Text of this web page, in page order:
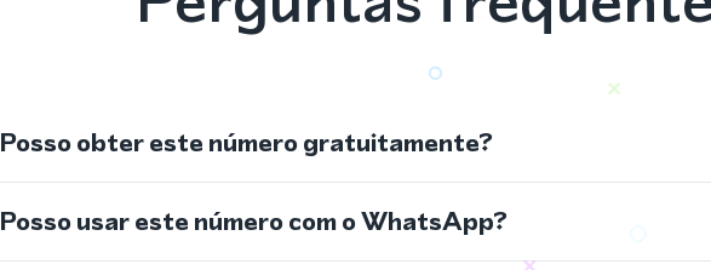
Posso obter este número gratuitamente?
Posso usar este número com o WhatsApp?